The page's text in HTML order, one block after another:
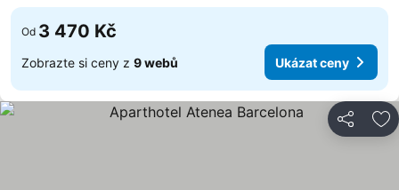
Od 3 470 Kč
Zobrazte si ceny z 9 webů Ukázat ceny
Sdílet